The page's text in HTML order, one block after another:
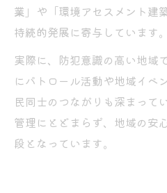
業」や「環境アセスメント建
持続的発展に寄与しています。
実際に、防犯意識の高い地域
にパトロール活動や地域イベ
民同士のつながりも深まって
管理にとどまらず、地域の安
段となっています。